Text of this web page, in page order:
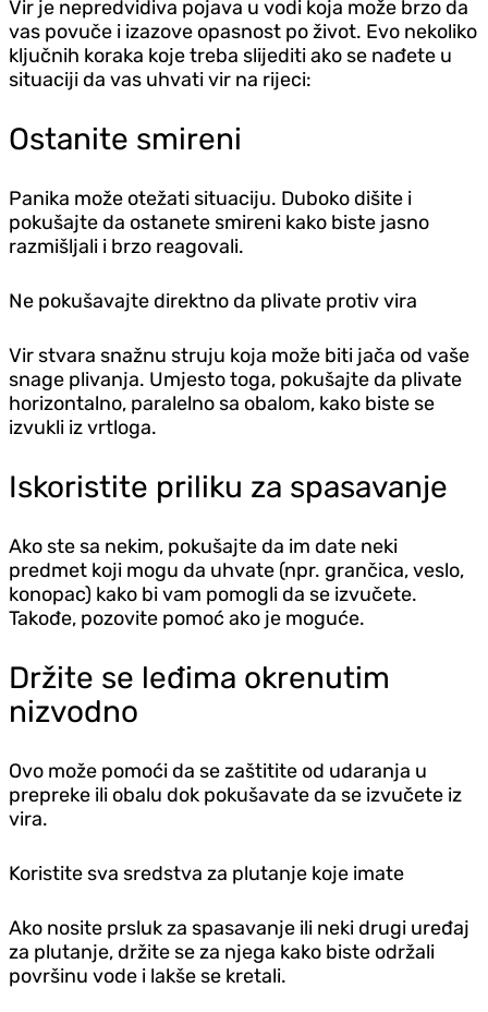
Vir je nepredvidiva pojava u vodi koja može brzo da
vas povuče i izazove opasnost po život. Evo nekoliko
ključnih koraka koje treba slijediti ako se nađete u
situaciji da vas uhvati vir na rijeci:
Ostanite smireni
Panika može otežati situaciju. Duboko dišite i
pokušajte da ostanete smireni kako biste jasno
razmišljali i brzo reagovali.
Ne pokušavajte direktno da plivate protiv vira
Vir stvara snažnu struju koja može biti jača od vaše
snage plivanja. Umjesto toga, pokušajte da plivate
horizontalno, paralelno sa obalom, kako biste se
izvukli iz vrtloga.
Iskoristite priliku za spasavanje
Ako ste sa nekim, pokušajte da im date neki
predmet koji mogu da uhvate (npr. grančica, veslo,
konopac) kako bi vam pomogli da se izvučete.
Takođe, pozovite pomoć ako je moguće.
Držite se leđima okrenutim
nizvodno
Ovo može pomoći da se zaštitite od udaranja u
prepreke ili obalu dok pokušavate da se izvučete iz
vira.
Koristite sva sredstva za plutanje koje imate
Ako nosite prsluk za spasavanje ili neki drugi uređaj
za plutanje, držite se za njega kako biste održali
površinu vode i lakše se kretali.